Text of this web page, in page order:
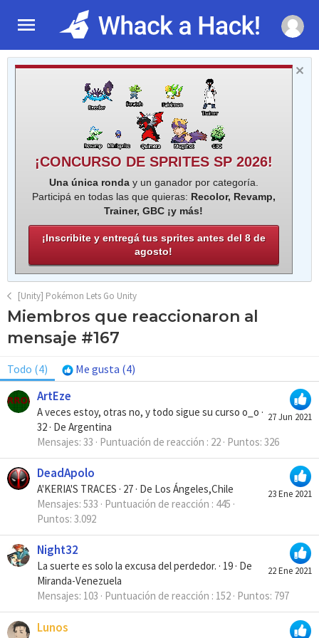
¡CONCURSO DE SPRITES SP 2026!
Una única ronday un ganador por categoría.
Participá en todas las que quieras: Recolor, Revamp,
Trainer, GBC ¡y más!
¡Inscribite y entregá tus sprites antes del 8 de
agosto!
[Unity] Pokémon Lets Go Unity
Miembros que reaccionaron al
mensaje #167
Todo (4) Me gusta (4)
27 Jun 2021
ArtEze
A veces estoy, otras no, y todo sigue su curso o_o ·
32 · De Argentina
Mensajes 33 Puntuación de reacción 22 Puntos 326
23 Ene 2021
DeadApolo
A'KERIA'S TRACES · 27 · De Los Ángeles,Chile
Mensajes 533 Puntuación de reacción 445
Puntos 3.092
22 Ene 2021
Night32
La suerte es solo la excusa del perdedor. · 19 · De
Miranda-Venezuela
Mensajes 103 Puntuación de reacción 152 Puntos 797
Lunos